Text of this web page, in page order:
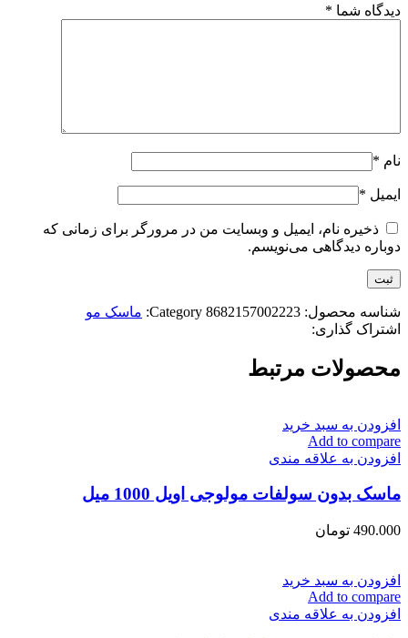
دیدگاه شما *
نام *
ایمیل *
ذخیره نام، ایمیل و وبسایت من در مرورگر برای زمانی که
دوباره دیدگاهی می‌نویسم.
شناسه محصول: 8682157002223
Category: ماسک مو
اشتراک گذاری:
محصولات مرتبط
افزودن به سبد خرید
Add to compare
افزودن به علاقه مندی
ماسک بدون سولفات مولوجی اویل 1000 میل
490.000 تومان
افزودن به سبد خرید
Add to compare
افزودن به علاقه مندی